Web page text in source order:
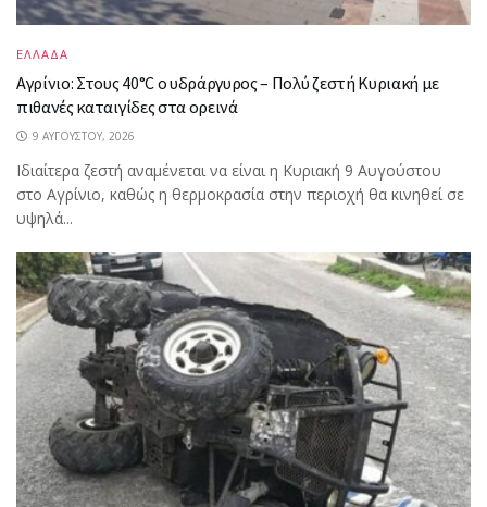
ΕΛΛΑΔΑ
Αγρίνιο: Στους 40°C ο υδράργυρος – Πολύ ζεστή Κυριακή με
πιθανές καταιγίδες στα ορεινά
9 ΑΥΓΟΎΣΤΟΥ, 2026
Ιδιαίτερα ζεστή αναμένεται να είναι η Κυριακή 9 Αυγούστου
στο Αγρίνιο, καθώς η θερμοκρασία στην περιοχή θα κινηθεί σε
υψηλά...